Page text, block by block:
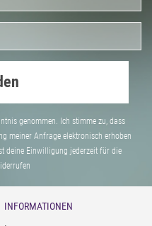
genommen. Ich stimme zu, dass
meiner Anfrage elektronisch erhoben
deine Einwilligung jederzeit für die
INFORMATIONEN